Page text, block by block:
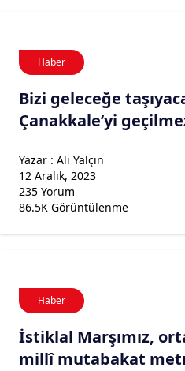
Haber
Bizi geleceğe
Çanakkale’yi
Yazar : Ali Yalçın
12 Aralık, 2023
235 Yorum
86.5K Görüntülenme
Haber
İstiklal Marşımız,
millî mutabakat